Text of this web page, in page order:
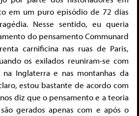
em um puro episódio de 72 dias
Nesse sentido, eu queria
do pensamento Communard
carnificina nas ruas de Paris,
os exilados reuniram-se com
na Inglaterra e nas montanhas da
estou bastante de acordo com
diz que o pensamento e a teoria
gerados apenas com e após o